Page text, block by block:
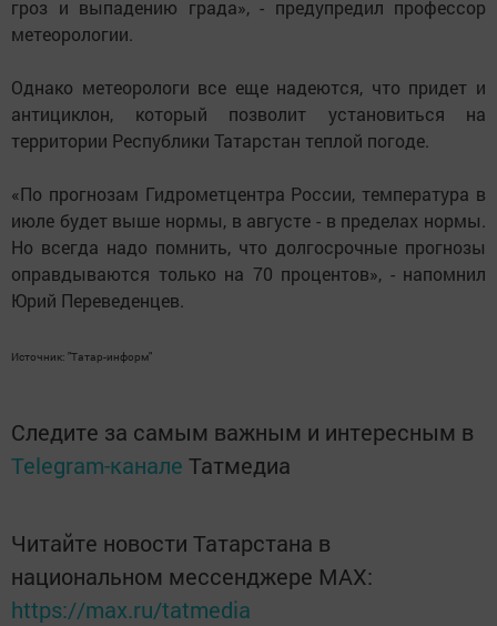
гроз и выпадению града», - предупредил профессор
метеорологии.
Однако метеорологи все еще надеются, что придет и
антициклон, который позволит установиться на
территории Республики Татарстан теплой погоде.
«По прогнозам Гидрометцентра России, температура в
июле будет выше нормы, в августе - в пределах нормы.
Но всегда надо помнить, что долгосрочные прогнозы
оправдываются только на 70 процентов», - напомнил
Юрий Переведенцев.
Источник: "Татар-информ"
Следите за самым важным и интересным в
Telegram-канале Татмедиа
Читайте новости Татарстана в
национальном мессенджере MАХ:
https://max.ru/tatmedia